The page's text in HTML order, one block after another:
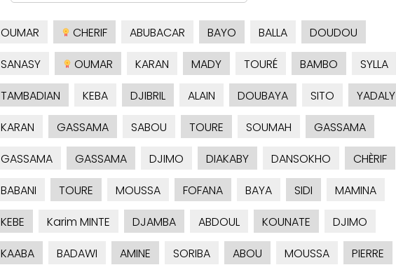
OUMAR CHERIF ABUBACAR BAYO BALLA
DOUDOU
SANASY
OUMAR KARAN MADY TOURÉ BAMBO
SYLLA
TAMBADIAN
KEBA DJIBRIL ALAIN DOUBAYA SITO
YADALY
KARAN
GASSAMA SABOU TOURE SOUMAH
GASSAMA
GASSAMA
GASSAMA DJIMO DIAKABY DANSOKHO
CHÈRIF
BABANI
TOURE MOUSSA FOFANA BAYA SIDI
MAMINA
KEBE
Karim MINTE DJAMBA ABDOUL KOUNATE
DJIMO
KAABA
BADAWI AMINE SORIBA ABOU MOUSSA
PIERRE